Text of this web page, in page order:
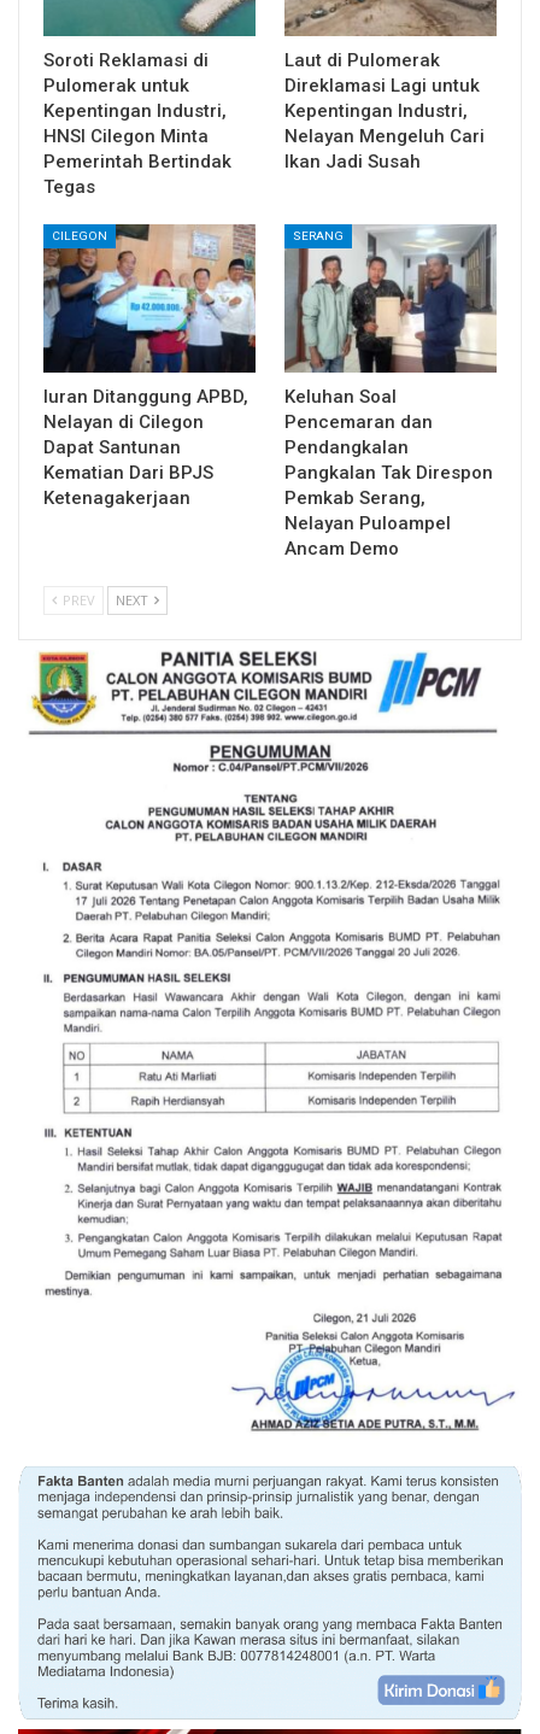
Soroti Reklamasi di
Pulomerak untuk
Kepentingan Industri,
HNSI Cilegon Minta
Pemerintah Bertindak
Tegas
Laut di Pulomerak
Direklamasi Lagi untuk
Kepentingan Industri,
Nelayan Mengeluh Cari
Ikan Jadi Susah
CILEGON
Iuran Ditanggung APBD,
Nelayan di Cilegon
Dapat Santunan
Kematian Dari BPJS
Ketenagakerjaan
SERANG
Keluhan Soal
Pencemaran dan
Pendangkalan
Pangkalan Tak Direspon
Pemkab Serang,
Nelayan Puloampel
Ancam Demo
PREV NEXT